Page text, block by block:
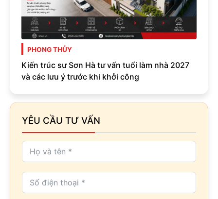
PHONG THỦY
Kiến trúc sư Sơn Hà tư vấn tuổi làm nhà 2027
và các lưu ý trước khi khởi công
YÊU CẦU TƯ VẤN